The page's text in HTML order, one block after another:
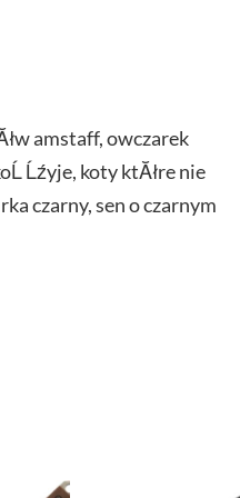
amstaff, owczarek
Ĺźyje, koty ktĂłre nie
czarny, sen o czarnym